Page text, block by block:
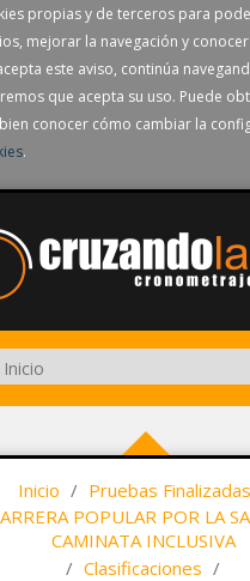
propias y de terceros para
mejorar la navegación y
este aviso, continúa
que acepta su uso. Puede
conocer cómo cambiar la
.
Inicio / Pruebas Finalizadas
POPULAR POR LA
CAMINATA INCLUSIVA
/ Clasificaciones /